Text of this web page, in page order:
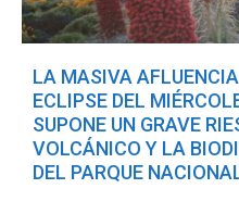
LA MASIVA
ECLIPSE DEL
SUPONE UN GRAVE
VOLCÁNICO Y LA
DEL PARQUE